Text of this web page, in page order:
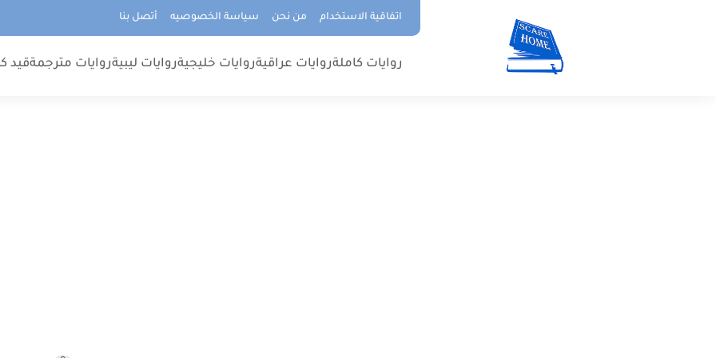
اتفاقية الاستخدام من نحن سياسة الخصوصيه أتصل بنا
روايات كاملةروايات عراقيةروايات خليجيةروايات ليبيةروايات مترجمةقيد